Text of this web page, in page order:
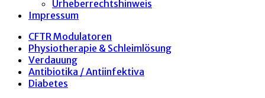
Urheberrechtshinweis
Impressum
CFTR Modulatoren
Physiotherapie & Schleimlösung
Verdauung
Antibiotika / Antiinfektiva
Diabetes